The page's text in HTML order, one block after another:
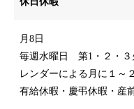
月8日
毎週水曜日 第1・２・３
レンダーによる月に１～
有給休暇・慶弔休暇・産